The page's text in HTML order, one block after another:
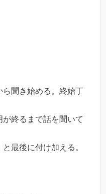
ら聞き始める。終始丁
終るまで話を聞いて
最後に付け加える。